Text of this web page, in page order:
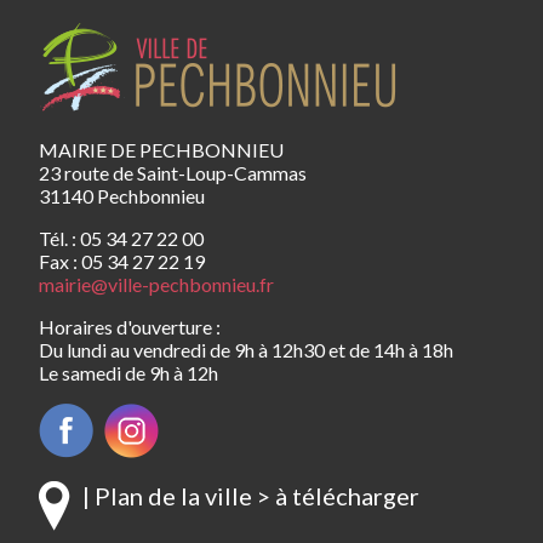
MAIRIE DE PECHBONNIEU
23 route de Saint-Loup-Cammas
31140 Pechbonnieu
Tél. : 05 34 27 22 00
Fax : 05 34 27 22 19
mairie@ville-pechbonnieu.fr
Horaires d'ouverture :
Du lundi au vendredi de 9h à 12h30 et de 14h à 18h
Le samedi de 9h à 12h
| Plan de la ville > à télécharger